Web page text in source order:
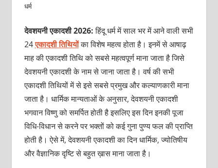
धर्म
देवशयनी एकादशी 2026:हिंदू धर्म में साल भर में आने वाली सभी
24एकादशी तिथियोंका विशेष महत्व होता है। इनमें से आषाढ़
माह की एकादशी तिथि को सबसे महत्वपूर्ण माना जाता है जिसे
देवशयनी एकादशी के नाम से जाना जाता है। वर्ष की सभी
एकादशी तिथियों में से इसे सबसे प्रमुख और कल्याणकारी माना
जाता है। धार्मिक मान्यताओं के अनुसार, देवशयनी एकादशी
भगवान विष्णु को समर्पित होती है इसलिए इस दिन इनकी पूजा
विधि-विधान से करने पर भक्तों को कई गुना पुण्य फल की प्राप्ति
होती है। ऐसे में, देवशयनी एकादशी का दिन धार्मिक, ज्योतिषीय
और वैज्ञानिक दृष्टि से बहुत ख़ास माना जाता है।